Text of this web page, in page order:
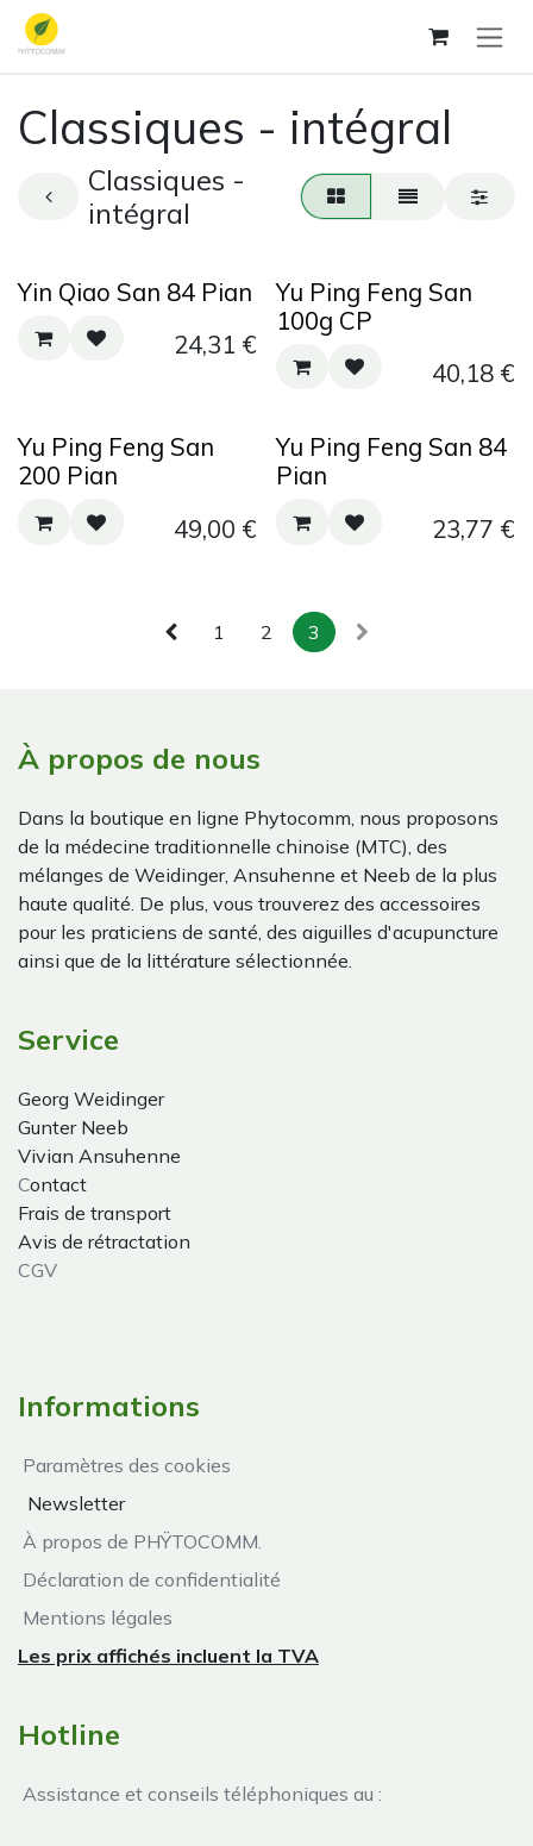
Se rendre au contenu
Classiques - intégral
Classiques -
intégral
Yin Qiao San 84 Pian
24,31 €
Yu Ping Feng San
100g CP
40,18€
Yu Ping Feng San
200 Pian
49,00 €
Yu Ping Feng San 84
Pian
23,77 €
1 2 3
À propos de nous
Dans la boutique en ligne Phytocomm, nous proposons
de la médecine traditionnelle chinoise (MTC), des
mélanges de Weidinger, Ansuhenne et Neeb de la plus
haute qualité. De plus, vous trouverez des accessoires
pour les praticiens de santé, des aiguilles d'acupuncture
ainsi que de la littérature sélectionnée.
Service
Georg Weidinger
Gunter Neeb
Vivian Ansuhenne
Contact
Frais de transport
Avis de rétractation
CGV
Informations
Paramètres des cookies
Newsletter
À propos de PHŸTOCOMM.
Déclaration de confidentialité
Mentions légales
Les prix affichés incluent la TVA
Hotline
Assistance et conseils téléphoniques au :